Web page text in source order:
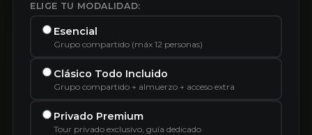
ELIGE TU MODALIDAD:
Esencial
Grupo compartido (máx 12 personas)
Clásico Todo Incluido
Grupo compartido + almuerzo + acceso extra
Privado Premium
Tour privado exclusivo, guía dedicado